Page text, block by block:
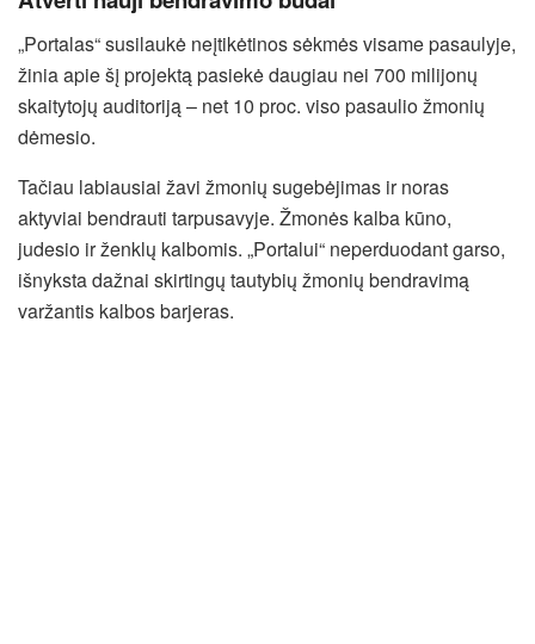
„Portalas“ susilaukė neįtikėtinos sėkmės visame pasaulyje,
žinia apie šį projektą pasiekė daugiau nei 700 milijonų
skaitytojų auditoriją – net 10 proc. viso pasaulio žmonių
dėmesio.
Tačiau labiausiai žavi žmonių sugebėjimas ir noras
aktyviai bendrauti tarpusavyje. Žmonės kalba kūno,
judesio ir ženklų kalbomis. „Portalui“ neperduodant garso,
išnyksta dažnai skirtingų tautybių žmonių bendravimą
varžantis kalbos barjeras.